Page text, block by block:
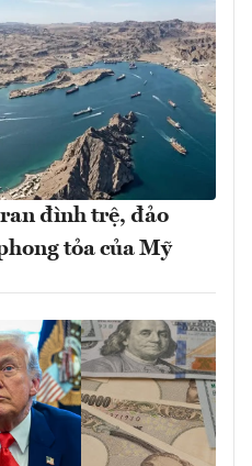
đình trệ, đảo
tỏa của Mỹ